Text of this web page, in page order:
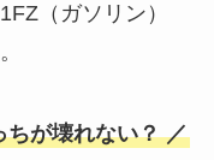
（ガソリン）
ちが壊れない？ ／